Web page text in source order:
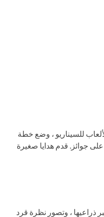
للسيناريو ، وضع خطة
جوائز. قدم هدايا صغيرة
ذراعيها ، وتصور نظرة قرد